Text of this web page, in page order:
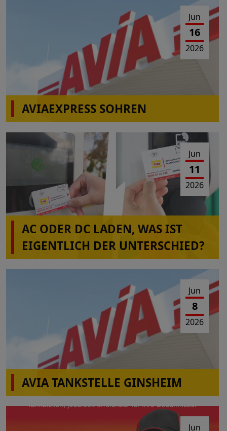
Jun
16
2026
AVIAEXPRESS SOHREN
Einschränkungen Tankbetrieb am 23.06.2026 von
10:00-16:00 Uhr
Jun
11
2026
AC ODER DC LADEN, WAS IST
EIGENTLICH DER UNTERSCHIED?
Jun
8
2026
AVIA TANKSTELLE GINSHEIM
Am 10.06-2026 von 10:00-16:00 Uhr Wartungs-
Jun